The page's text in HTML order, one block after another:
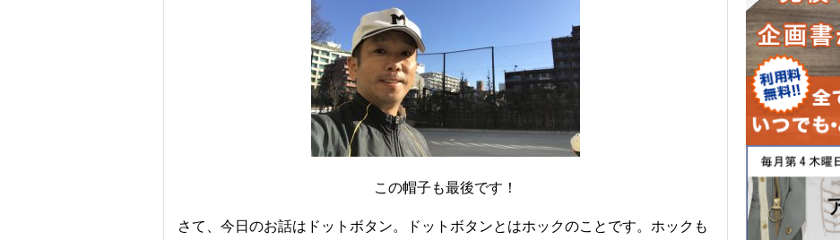
この帽子も最後です！
さて、今日のお話はドットボタン。ドットボタンとはホックのことです。ホックも